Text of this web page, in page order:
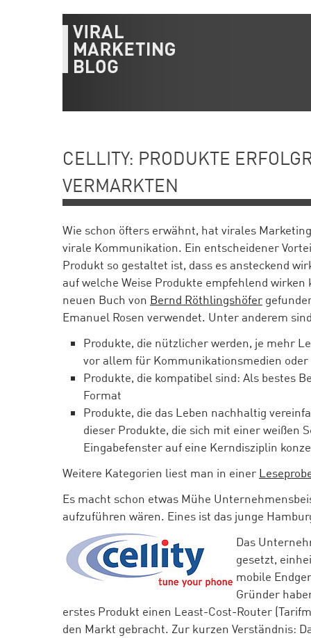
CELLITY: PRODUKTE
VERMARKTEN
Wie schon öfters erwähnt, hat virales
virale Kommunikation. Ein entscheidener
Produkt so gestaltet ist, dass es ansteckend
auf welche Weise Produkte empfehlend wirken
neuen Buch von Bernd Röthlingshöfer
Emanuel Rosen verwendet. Unter anderem
Produkte, die nützlicher werden, je mehr
vor allem für Kommunikationsmedien
Produkte, die kompatibel sind: Als bestes
Format
Produkte, die das Leben nachhaltig
dieser Produkte, die sich mit einer weißen
Eingabefenster auf eine Kerndisziplin
Weitere Kategorien liest man in einer
Es macht schon etwas Mühe
aufzuführen wären. Eines ist das junge
Das
gesetzt,
mobile
Gründer
erstes Produkt einen Least-Cost-Router
den Markt gebracht. Zur kurzen Verständnis: